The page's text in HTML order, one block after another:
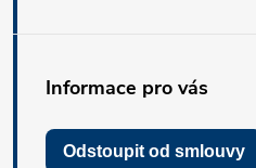
Informace pro vás
Odstoupit od smlouvy